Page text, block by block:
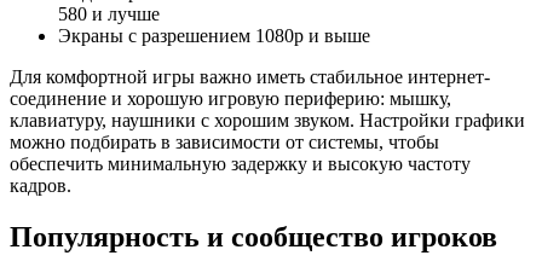
580 и лучше
Экраны с разрешением 1080p и выше
Для комфортной игры важно иметь стабильное интернет-
соединение и хорошую игровую периферию: мышку,
клавиатуру, наушники с хорошим звуком. Настройки графики
можно подбирать в зависимости от системы, чтобы
обеспечить минимальную задержку и высокую частоту
кадров.
Популярность и сообщество игроков